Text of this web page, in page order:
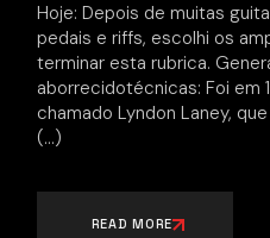
Hoje: Depois de muitas
pedais e riffs, escolhi os
terminar esta rubrica.
aborrecidotécnicas: Foi em
chamado Lyndon Laney,
READ MORE